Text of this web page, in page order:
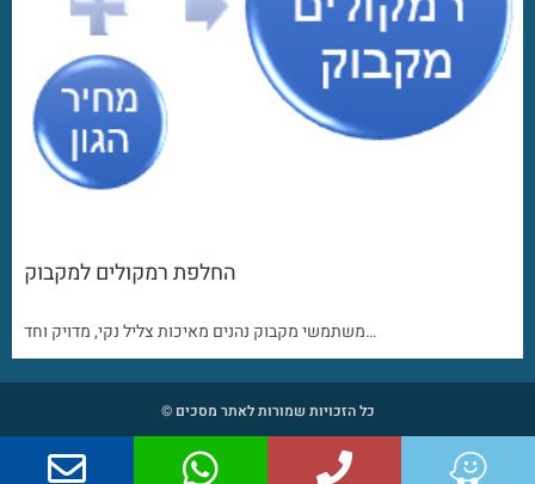
החלפת רמקולים למקבוק
משתמשי מקבוק נהנים מאיכות צליל נקי, מדויק וחד…
כל הזכויות שמורות לאתר מסכים ©